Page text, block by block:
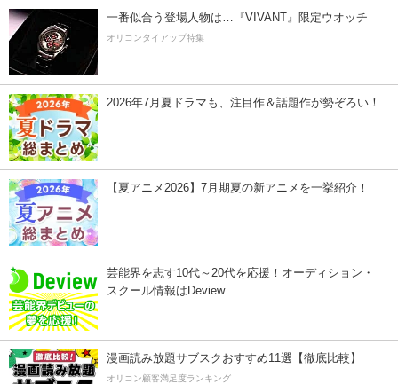
一番似合う登場人物は…『VIVANT』限定ウオッチ
オリコンタイアップ特集
2026年7月夏ドラマも、注目作＆話題作が勢ぞろい！
【夏アニメ2026】7月期夏の新アニメを一挙紹介！
芸能界を志す10代～20代を応援！オーディション・
スクール情報はDeview
漫画読み放題サブスクおすすめ11選【徹底比較】
オリコン顧客満足度ランキング